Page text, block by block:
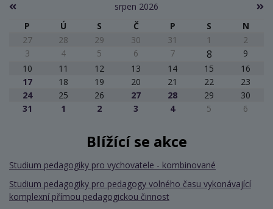
srpen 2026
P
Ú S Č P S
N
27
28 29 30 31 1
2
3
4 5 6 7 8
9
10
11 12 13 14 15
16
17
18 19 20 21 22
23
24
25 26 27 28 29
30
31
1 2 3 4 5 6
Blížící se akce
Studium pedagogiky pro vychovatele - kombinované
Studium pedagogiky pro pedagogy volného času vykonávající
komplexní přímou pedagogickou činnost